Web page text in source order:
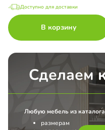
Доступно для доставки
В корзину
Сделаем
Любую мебель из
размерам